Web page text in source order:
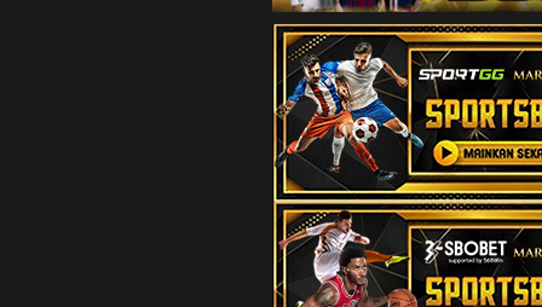
07-08-2026
13
Ahli
Abiyasa
14
Orang
Destarata
15
Pendeta
Manggis -
16
Orang